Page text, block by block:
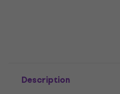
Description